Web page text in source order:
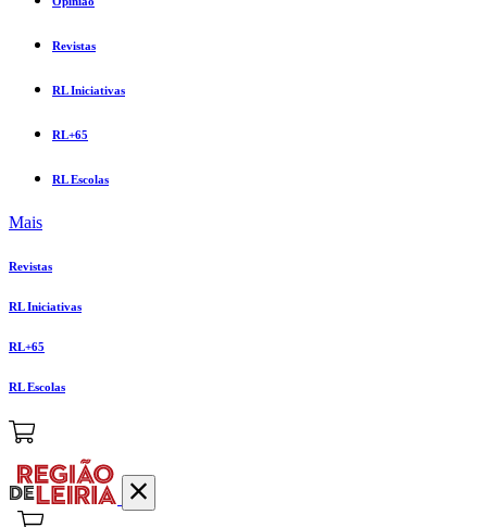
Revistas
RL Iniciativas
RL+65
RL Escolas
Mais
Revistas
RL Iniciativas
RL+65
RL Escolas